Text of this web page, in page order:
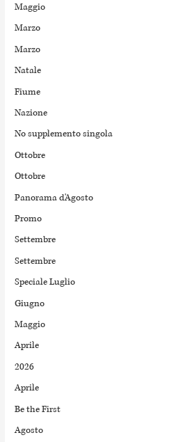
Maggio
Marzo
Marzo
Natale
Fiume
Nazione
No supplemento singola
Ottobre
Ottobre
Panorama d'Agosto
Promo
Settembre
Settembre
Speciale Luglio
Giugno
Maggio
Aprile
2026
Aprile
Be the First
Agosto